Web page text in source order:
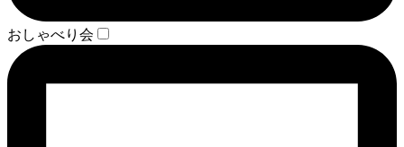
おしゃべり会